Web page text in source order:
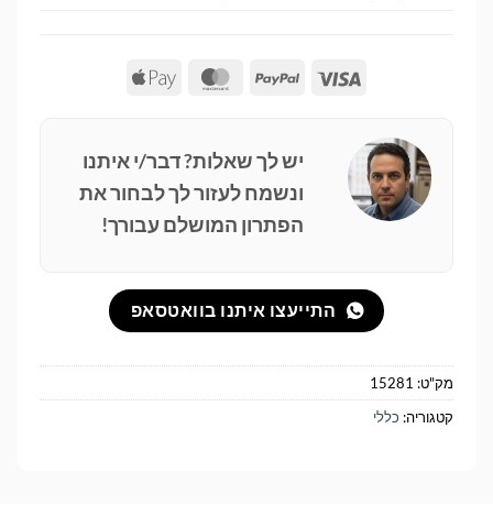
Visa
PayPal
MasterCard
Apple
יש לך שאלות? דבר/י איתנו
ונשמח לעזור לך לבחור את
הפתרון המושלם עבורך!
התייעצו איתנו בוואטסאפ
מק"ט: 15281
קטגוריה: כללי